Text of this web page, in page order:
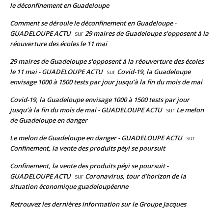
le déconfinement en Guadeloupe
Comment se déroule le déconfinement en Guadeloupe -
GUADELOUPE ACTU sur29 maires de Guadeloupe s’opposent à la
réouverture des écoles le 11 mai
29 maires de Guadeloupe s'opposent à la réouverture des écoles
le 11 mai - GUADELOUPE ACTU sur Covid-19, la Guadeloupe
envisage 1000 à 1500 tests par jour jusqu’à la fin du mois de mai
Covid-19, la Guadeloupe envisage 1000 à 1500 tests par jour
jusqu’à la fin du mois de mai - GUADELOUPE ACTU sur Le melon
de Guadeloupe en danger
Le melon de Guadeloupe en danger - GUADELOUPE ACTU sur
Confinement, la vente des produits péyi se poursuit
Confinement, la vente des produits péyi se poursuit -
GUADELOUPE ACTU sur Coronavirus, tour d’horizon de la
situation économique guadeloupéenne
Retrouvez les dernières information sur le Groupe Jacques